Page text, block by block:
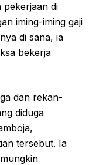
pekerjaan di
iming-iming gaji
di sana, ia
bekerja
dan rekan-
diduga
tersebut. Ia